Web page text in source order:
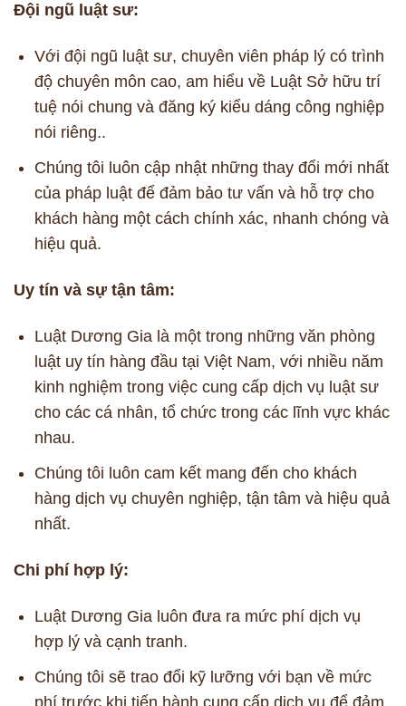
Đội ngũ luật sư:
Với đội ngũ luật sư, chuyên viên pháp lý có trình
độ chuyên môn cao, am hiểu về Luật Sở hữu trí
tuệ nói chung và đăng ký kiểu dáng công nghiệp
nói riêng..
Chúng tôi luôn cập nhật những thay đổi mới nhất
của pháp luật để đảm bảo tư vấn và hỗ trợ cho
khách hàng một cách chính xác, nhanh chóng và
hiệu quả.
Uy tín và sự tận tâm:
Luật Dương Gia là một trong những văn phòng
luật uy tín hàng đầu tại Việt Nam, với nhiều năm
kinh nghiệm trong việc cung cấp dịch vụ luật sư
cho các cá nhân, tổ chức trong các lĩnh vực khác
nhau.
Chúng tôi luôn cam kết mang đến cho khách
hàng dịch vụ chuyên nghiệp, tận tâm và hiệu quả
nhất.
Chi phí hợp lý:
Luật Dương Gia luôn đưa ra mức phí dịch vụ
hợp lý và cạnh tranh.
Chúng tôi sẽ trao đổi kỹ lưỡng với bạn về mức
phí trước khi tiến hành cung cấp dịch vụ để đảm